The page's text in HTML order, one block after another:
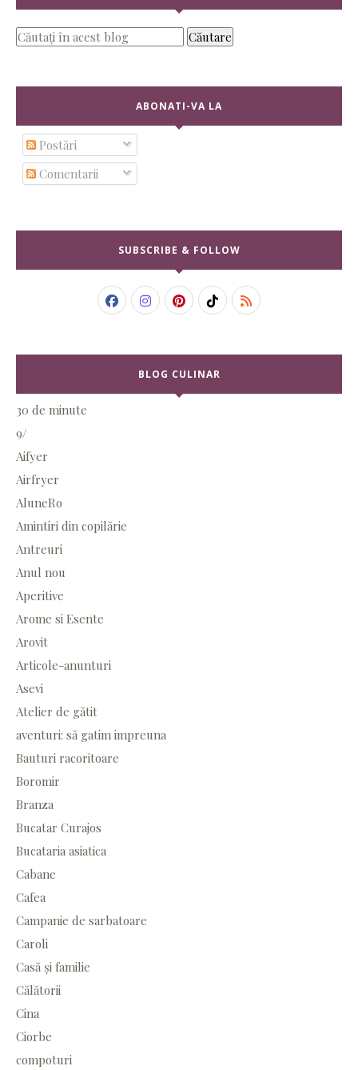
ABONATI-VA LA
Postări
Comentarii
SUBSCRIBE & FOLLOW
BLOG CULINAR
30 de minute
9/
Aifyer
Airfryer
AluneRo
Amintiri din copilărie
Antreuri
Anul nou
Aperitive
Arome si Esente
Arovit
Articole-anunturi
Asevi
Atelier de gătit
aventuri: să gatim impreuna
Bauturi racoritoare
Boromir
Branza
Bucatar Curajos
Bucataria asiatica
Cabane
Cafea
Campanie de sarbatoare
Caroli
Casă și familie
Călătorii
Cina
Ciorbe
compoturi